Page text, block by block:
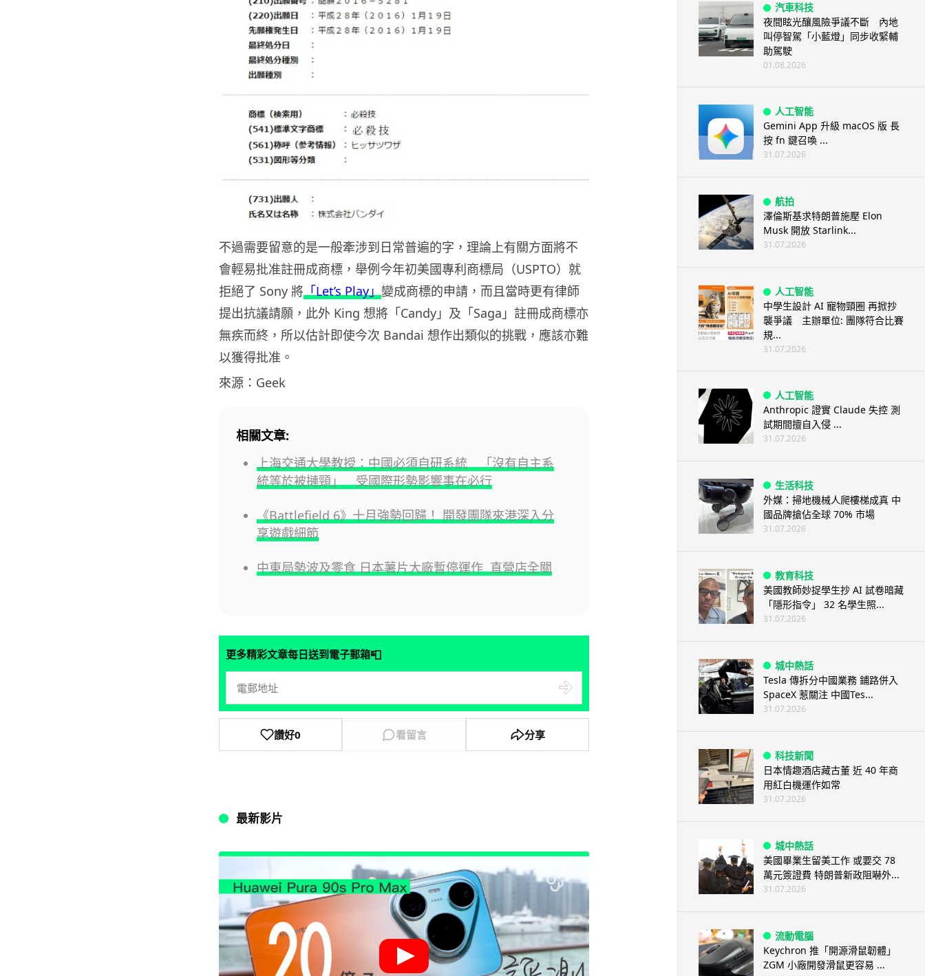
不過需要留意的是一般牽涉到日常普遍的字，理論上有關方面將不
會輕易批准註冊成商標，舉例今年初美國專利商標局（USPTO）就
拒絕了 Sony 將「Let’s Play」變成商標的申請，而且當時更有律師
提出抗議請願，此外 King 想將「Candy」及「Saga」註冊成商標亦
無疾而終，所以估計即使今次 Bandai 想作出類似的挑戰，應該亦難
以獲得批准。
來源：Geek
相關文章:
上海交通大學教授：中國必須自研系統 「沒有自主系
統等於被摙頸」 受國際形勢影響事在必行
《Battlefield 6》十月強勢回歸！ 開發團隊來港深入分
享遊戲細節
中東局勢波及零食 日本薯片大廠暫停運作 直營店全關
更多精彩文章每日送到電子郵箱📮
讚好0 看留言 分享
最新影片
汽車科技
夜間眩光釀風險爭議不斷 內地
叫停智駕「小藍燈」同步收緊輔
助駕駛
01.08.2026
人工智能
Gemini App 升級 macOS 版 長
按 fn 鍵召喚 ...
31.07.2026
航拍
澤倫斯基求特朗普施壓 Elon
Musk 開放 Starlink...
31.07.2026
人工智能
中學生設計 AI 寵物頸圈 再掀抄
襲爭議 主辦單位: 團隊符合比賽
規...
31.07.2026
人工智能
Anthropic 證實 Claude 失控 測
試期間擅自入侵 ...
31.07.2026
生活科技
外媒：掃地機械人爬樓梯成真 中
國品牌搶佔全球 70% 市場
31.07.2026
教育科技
美國教師妙捉學生抄 AI 試卷暗藏
「隱形指令」 32 名學生照...
31.07.2026
城中熱話
Tesla 傳拆分中國業務 鋪路併入
SpaceX 惹關注 中國Tes...
31.07.2026
科技新聞
日本情趣酒店藏古董 近 40 年商
用紅白機運作如常
31.07.2026
城中熱話
美國畢業生留美工作 或要交 78
萬元簽證費 特朗普新政阻嚇外...
31.07.2026
流動電腦
Keychron 推「開源滑鼠韌體」
ZGM 小廠開發滑鼠更容易 ...